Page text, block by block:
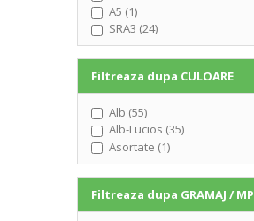
A5 (1)
SRA3 (24)
Filtreaza dupa CULOARE
Alb (55)
Alb-Lucios (35)
Asortate (1)
Filtreaza dupa GRAMAJ / MP